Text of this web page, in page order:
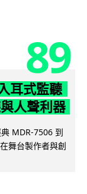
89
耳式監聽
人聲利器
MDR-7506 到
舞台製作者與創